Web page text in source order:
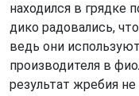
находился в грядке
дико радовались,
ведь они
производителя в
результат жребия